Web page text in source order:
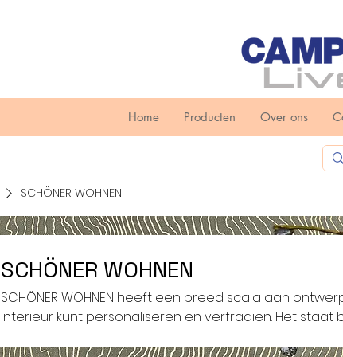
Home Producten Over ons
SCHÖNER WOHNEN
SCHÖNER WOHNEN
SCHÖNER WOHNEN heeft een breed scala aan
interieur kunt personaliseren en verfraaien. Het staat